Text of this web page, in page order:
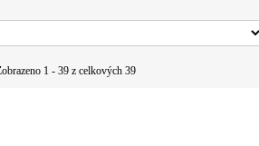
1 - 39 z celkových 39